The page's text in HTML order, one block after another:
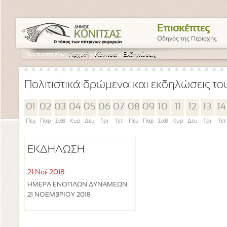
Επισκέπτες
Οδηγός της Περιοχής
Βρίσκεστε εδώ:Αρχική » Κόνιτσα » Εκδηλώσεις
Πολιτιστικά δρώμενα και εκδηλώσεις
01
Πεμ
02
Παρ
03
Σαβ
04
Κυρ
05
Δευ
06
Τρι
07
Τετ
08
Πεμ
09
Παρ
10
Σαβ Κυρ
12
Δευ
13
Τρι
14
Τετ
ΕΚΔΗΛΩΣΗ
21 Νοέ 2018
ΗΜΕΡΑ ΕΝΟΠΛΩΝ ΔΥΝΑΜΕΩΝ
21 ΝΟΕΜΒΡΙΟΥ 2018